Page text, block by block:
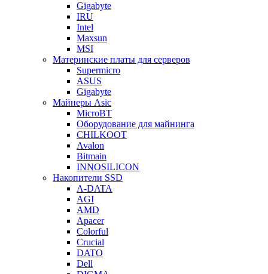
Gigabyte
IRU
Intel
Maxsun
MSI
Материнские платы для серверов
Supermicro
ASUS
Gigabyte
Майнеры Asic
MicroBT
Оборудование для майнинга
CHILKOOT
Avalon
Bitmain
INNOSILICON
Накопители SSD
A-DATA
AGI
AMD
Apacer
Colorful
Crucial
DATO
Dell